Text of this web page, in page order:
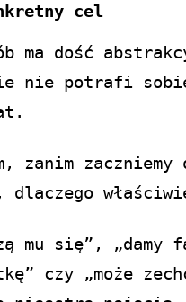
cel
ma dość
nie potrafi
zanim
dlaczego
mu się”, „damy
czy „może